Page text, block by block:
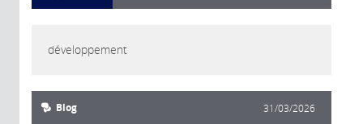
développement
Blog 31/03/2026